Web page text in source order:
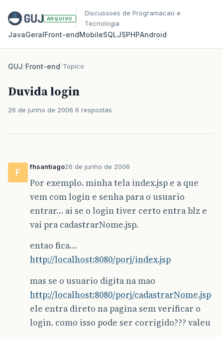
ARQUIVO
Discussoes de Programacao e
Tecnologia
JavaGeralFront‑endMobileSQLJSPHPAndroid
GUJ/Front-end/Topico
Duvida login
26 de junho de 2006 6 respostas
F
fhsantiago26 de junho de 2006
Por exemplo. minha tela index.jsp e a que
vem com login e senha para o usuario
entrar… ai se o login tiver certo entra blz e
vai pra cadastrarNome.jsp.
entao fica…
http://localhost:8080/porj/index.jsp
mas se o usuario digita na mao
http://localhost:8080/porj/cadastrarNome.jsp
ele entra direto na pagina sem verificar o
login. como isso pode ser corrigido??? valeu